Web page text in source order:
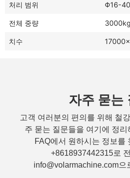
처리 범위 Φ16-
전체 중량 3000kg
치수
자주 묻는
고객 여러분의 편의를 위해 철
주 묻는 질문들을 여기에 정
FAQ에서 원하시는 정보를
+8618937442315로
info@volarmachine.com으